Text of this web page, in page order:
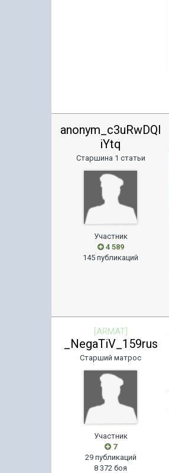
anonym_c3uRwDQl
iYtq
Старшина 1 статьи
Участник
4 589
145 публикаций
[ARMAT]
_NegaTiV_159rus
Старший матрос
Участник
7
29 публикаций
8 372 боя